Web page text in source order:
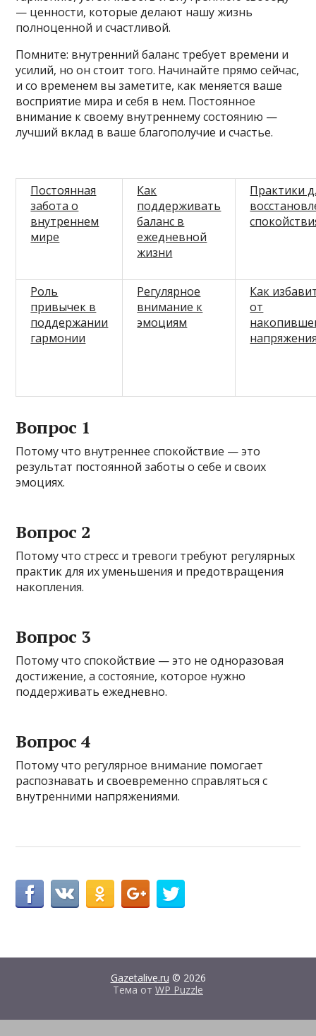
— ценности, которые делают нашу жизнь
полноценной и счастливой.
Помните: внутренний баланс требует времени и
усилий, но он стоит того. Начинайте прямо сейчас,
и со временем вы заметите, как меняется ваше
восприятие мира и себя в нем. Постоянное
внимание к своему внутреннему состоянию —
лучший вклад в ваше благополучие и счастье.
Постоянная
забота о
внутреннем
мире
Как
поддерживать
баланс в
ежедневной
жизни
Практики
Роль
привычек в
поддержании
гармонии
Регулярное
внимание к
эмоциям
Как
от
Вопрос 1
Потому что внутреннее спокойствие — это
результат постоянной заботы о себе и своих
эмоциях.
Вопрос 2
Потому что стресс и тревоги требуют регулярных
практик для их уменьшения и предотвращения
накопления.
Вопрос 3
Потому что спокойствие — это не одноразовая
достижение, а состояние, которое нужно
поддерживать ежедневно.
Вопрос 4
Потому что регулярное внимание помогает
распознавать и своевременно справляться с
внутренними напряжениями.
Gazetalive.ru © 2026
Тема от WP Puzzle